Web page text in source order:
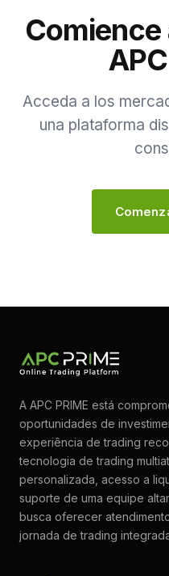
Acceda a los
una plataforma
A APC PRIME está
oportunidades de
experiência de trading
tecnologia de trading
personalizada, acesso a
suporte de uma equipe
busca oferecer
jornada de trading